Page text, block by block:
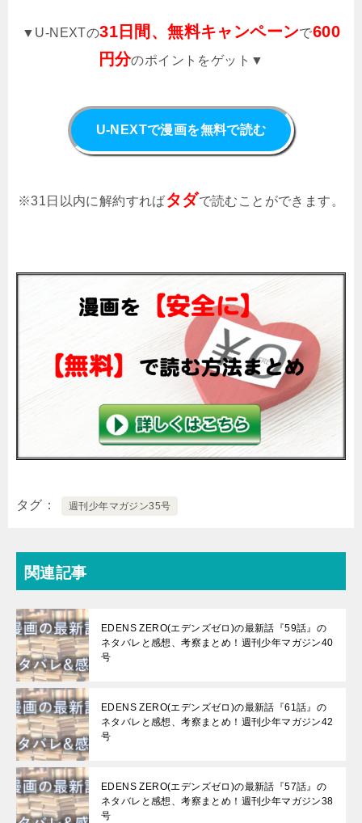
▼U-NEXTの31日間、無料キャンペーンで600
円分のポイントをゲット▼
U-NEXTで漫画を無料で読む
※31日以内に解約すればタダで読むことができます。
タグ 週刊少年マガジン35号
関連記事
EDENS ZERO(エデンズゼロ)の最新話『59話』の
ネタバレと感想、考察まとめ！週刊少年マガジン40
号
EDENS ZERO(エデンズゼロ)の最新話『61話』の
ネタバレと感想、考察まとめ！週刊少年マガジン42
号
EDENS ZERO(エデンズゼロ)の最新話『57話』の
ネタバレと感想、考察まとめ！週刊少年マガジン38
号